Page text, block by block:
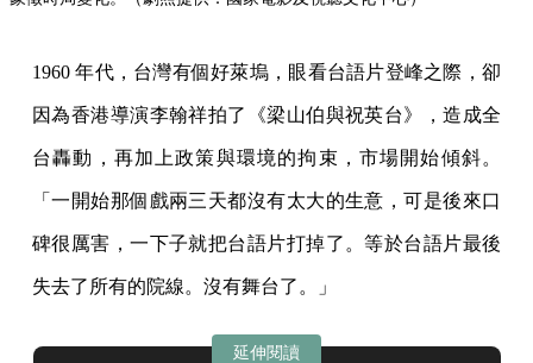
1960 年代，台灣有個好萊塢，眼看台語片登峰之際，卻
因為香港導演李翰祥拍了《梁山伯與祝英台》，造成全
台轟動，再加上政策與環境的拘束，市場開始傾斜。
「一開始那個戲兩三天都沒有太大的生意，可是後來口
碑很厲害，一下子就把台語片打掉了。等於台語片最後
失去了所有的院線。沒有舞台了。」
延伸閱讀